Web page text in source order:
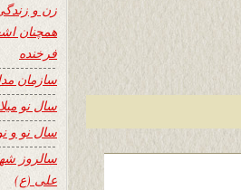
زن و
همچنان
فرخنده
سازمان
سال نو
سال نو و
سالروز
علی (ع)